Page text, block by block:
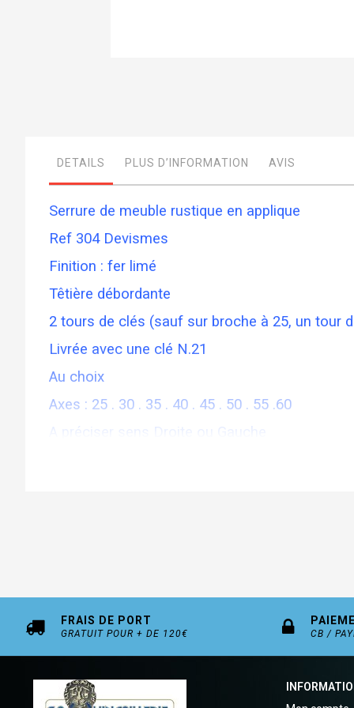
galleryDETAILS
Serrure de meuble rustique en applique
Ref 304 Devismes
Finition : fer limé
Têtière débordante
2 tours de clés (sauf sur broche à 25, un tour
Livrée avec une clé N.21
Au choix
Axes : 25 . 30 . 35 . 40 . 45 . 50 . 55 .60
A préciser sens Droite ou Gauche
PLUS D’INFORMATION AVIS
FRAIS DE PORT
GRATUIT POUR + DE 120€ CB /